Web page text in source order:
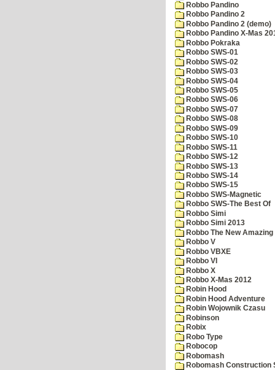
Robbo Pandino
Robbo Pandino 2
Robbo Pandino 2 (demo)
Robbo Pandino X-Mas
Robbo Pokraka
Robbo SWS-01
Robbo SWS-02
Robbo SWS-03
Robbo SWS-04
Robbo SWS-05
Robbo SWS-06
Robbo SWS-07
Robbo SWS-08
Robbo SWS-09
Robbo SWS-10
Robbo SWS-11
Robbo SWS-12
Robbo SWS-13
Robbo SWS-14
Robbo SWS-15
Robbo SWS-Magnetic
Robbo SWS-The Best Of
Robbo Simi
Robbo Simi 2013
Robbo The New
Robbo V
Robbo VBXE
Robbo VI
Robbo X
Robbo X-Mas 2012
Robin Hood
Robin Hood Adventure
Robin Wojownik Czasu
Robinson
Robix
Robo Type
Robocop
Robomash
Robomash Construction